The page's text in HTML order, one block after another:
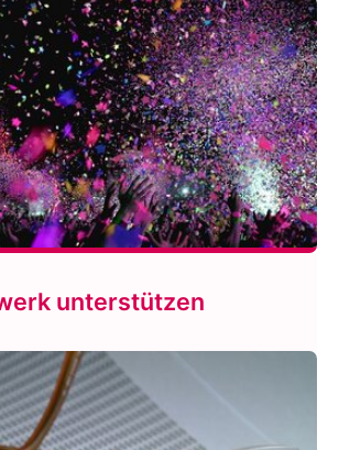
unterstützen